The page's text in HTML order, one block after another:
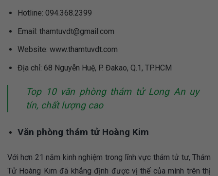
Hotline: 094.368.2399
Email: thamtuvdt@gmail.com
Website: www.thamtuvdt.com
Địa chỉ: 68 Nguyễn Huệ, P. Đakao, Q.1, TP.HCM
Top 10 văn phòng thám tử Long An uy
tín, chất lượng cao
Văn phòng thám tử Hoàng Kim
Với hơn 21 năm kinh nghiệm trong lĩnh vực thám tử tư, Thám
Tử Hoàng Kim đã khẳng định được vị thế của mình trên thị